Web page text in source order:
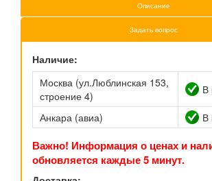
Описание
Задать вопрос
Наличие:
Москва (ул.Люблинская 153,
строение 4)
В
Анкара (авиа) В
Важно! Информация о ценах и
обновляется каждые 5 минут.